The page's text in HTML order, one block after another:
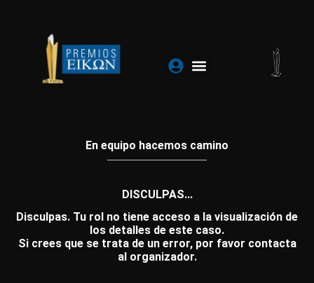
contenido
En equipo hacemos camino
DISCULPAS...
Disculpas. Tu rol no tiene acceso a la visualización de
los detalles de este caso.
Si crees que se trata de un error, por favor contacta
al organizador.